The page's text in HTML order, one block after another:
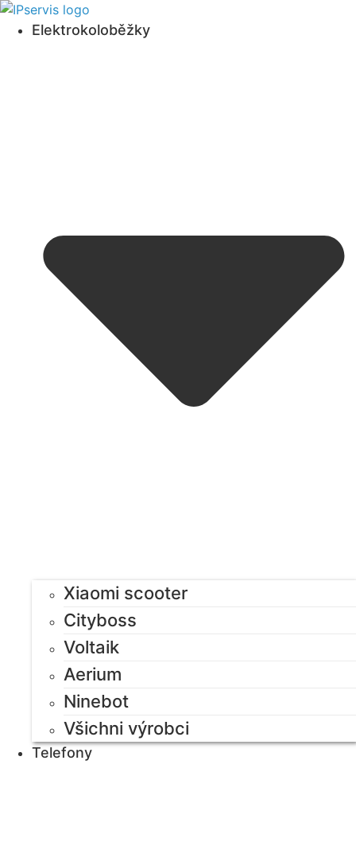
Přejít
Elektrokoloběžky
Xiaomi scooter
Cityboss
Voltaik
Aerium
Ninebot
Všichni výrobci
Telefony